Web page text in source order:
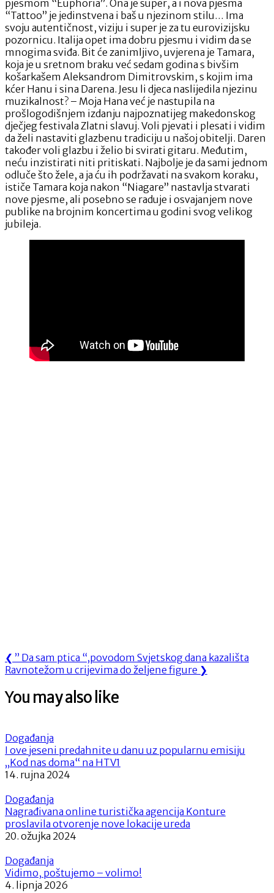
pjesmom “Euphoria”. Ona je super, a i nova pjesma
“Tattoo” je jedinstvena i baš u njezinom stilu… Ima
svoju autentičnost, viziju i super je za tu eurovizijsku
pozornicu. Italija opet ima dobru pjesmu i vidim da se
mnogima sviđa. Bit će zanimljivo, uvjerena je Tamara,
koja je u sretnom braku već sedam godina s bivšim
košarkašem Aleksandrom Dimitrovskim, s kojim ima
kćer Hanu i sina Darena. Jesu li djeca naslijedila njezinu
muzikalnost? – Moja Hana već je nastupila na
prošlogodišnjem izdanju najpoznatijeg makedonskog
dječjeg festivala Zlatni slavuj. Voli pjevati i plesati i vidim
da želi nastaviti glazbenu tradiciju u našoj obitelji. Daren
također voli glazbu i želio bi svirati gitaru. Međutim,
neću inzistirati niti pritiskati. Najbolje je da sami jednom
odluče što žele, a ja ću ih podržavati na svakom koraku,
ističe Tamara koja nakon “Niagare” nastavlja stvarati
nove pjesme, ali posebno se raduje i osvajanjem nove
publike na brojnim koncertima u godini svog velikog
jubileja.
Navigacija
objava
❮ Previous
Post:
” Da sam ptica “,povodom Svjetskog dana kazališta
Next
Ravnotežom u crijevima do željene figure ❯
You may also like
Događanja
I ove jeseni predahnite u danu uz popularnu emisiju
„Kod nas doma“ na HTV1
14. rujna 2024
Događanja
Nagrađivana online turistička agencija Konture
proslavila otvorenje nove lokacije ureda
20. ožujka 2024
Događanja
Vidimo, poštujemo – volimo!
4. lipnja 2026